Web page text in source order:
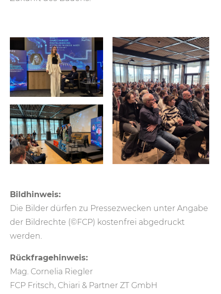
Bildhinweis:
Die Bilder dürfen zu Pressezwecken unter Angabe
der Bildrechte (©FCP) kostenfrei abgedruckt
werden.
Rückfragehinweis:
Mag. Cornelia Riegler
FCP Fritsch, Chiari & Partner ZT GmbH